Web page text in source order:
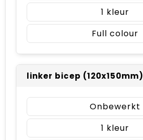
1
Full colour
linker bicep (120x150mm)
Onbewerkt
1